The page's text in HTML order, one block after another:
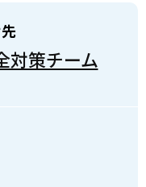
策チーム